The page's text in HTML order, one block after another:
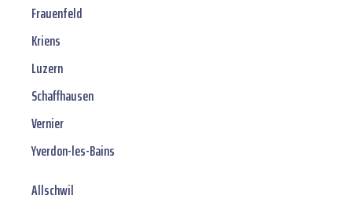
Frauenfeld
Kriens
Luzern
Schaffhausen
Vernier
Yverdon-les-Bains
Allschwil